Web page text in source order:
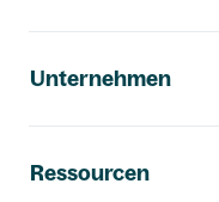
Unternehmen
Ressourcen